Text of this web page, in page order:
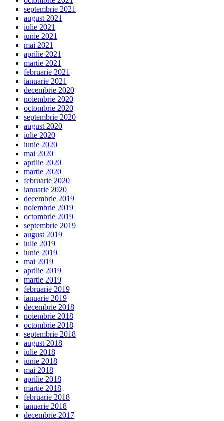
septembrie 2021
august 2021
iulie 2021
iunie 2021
mai 2021
aprilie 2021
martie 2021
februarie 2021
ianuarie 2021
decembrie 2020
noiembrie 2020
octombrie 2020
septembrie 2020
august 2020
iulie 2020
iunie 2020
mai 2020
aprilie 2020
martie 2020
februarie 2020
ianuarie 2020
decembrie 2019
noiembrie 2019
octombrie 2019
septembrie 2019
august 2019
iulie 2019
iunie 2019
mai 2019
aprilie 2019
martie 2019
februarie 2019
ianuarie 2019
decembrie 2018
noiembrie 2018
octombrie 2018
septembrie 2018
august 2018
iulie 2018
iunie 2018
mai 2018
aprilie 2018
martie 2018
februarie 2018
ianuarie 2018
decembrie 2017